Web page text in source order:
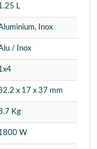
L
Inox
/ Inox
x 17 x 37 mm
Kg
W